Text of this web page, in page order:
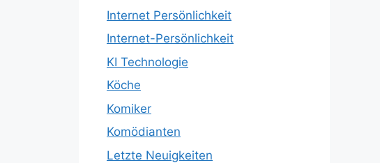
Internet Persönlichkeit
Internet-Persönlichkeit
KI Technologie
Köche
Komiker
Komödianten
Letzte Neuigkeiten